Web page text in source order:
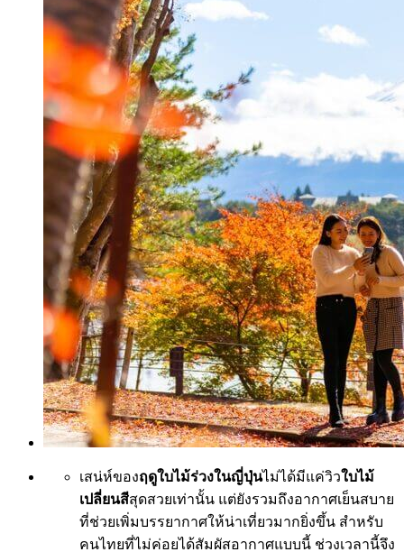
เสน่ห์ของฤดูใบไม้ร่วงในญี่ปุ่นไม่ได้มีแค่วิวใบไม้
เปลี่ยนสีสุดสวยเท่านั้น แต่ยังรวมถึงอากาศเย็นสบาย
ที่ช่วยเพิ่มบรรยากาศให้น่าเที่ยวมากยิ่งขึ้น สำหรับ
คนไทยที่ไม่ค่อยได้สัมผัสอากาศแบบนี้ ช่วงเวลานี้จึง